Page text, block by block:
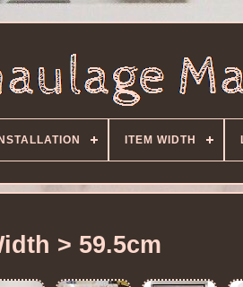
INSTALLATION ITEM WIDTH
> 59.5cm